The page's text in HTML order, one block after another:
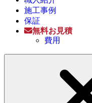
施工事例
保証
無料お見積
費用